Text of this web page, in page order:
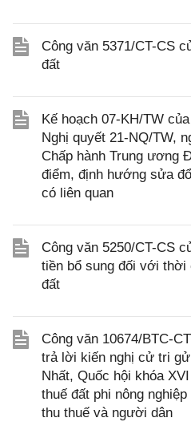
Công văn 5371/CT-CS
đất
Kế hoạch 07-KH/TW
Nghị quyết 21-NQ/TW,
Chấp hành Trung ương
điểm, định hướng sửa
có liên quan
Công văn 5250/CT-CS
tiền bổ sung đối với
đất
Công văn 10674/BTC-
trả lời kiến nghị cử tri
Nhất, Quốc hội khóa
thuế đất phi nông
thu thuế và người dân